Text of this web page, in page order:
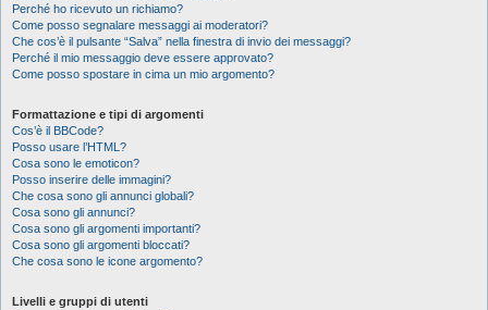
Perché ho ricevuto un richiamo?
Come posso segnalare messaggi ai moderatori?
Che cos’è il pulsante “Salva” nella finestra di invio dei messaggi?
Perché il mio messaggio deve essere approvato?
Come posso spostare in cima un mio argomento?
Formattazione e tipi di argomenti
Cos’è il BBCode?
Posso usare l’HTML?
Cosa sono le emoticon?
Posso inserire delle immagini?
Che cosa sono gli annunci globali?
Cosa sono gli annunci?
Cosa sono gli argomenti importanti?
Cosa sono gli argomenti bloccati?
Che cosa sono le icone argomento?
Livelli e gruppi di utenti